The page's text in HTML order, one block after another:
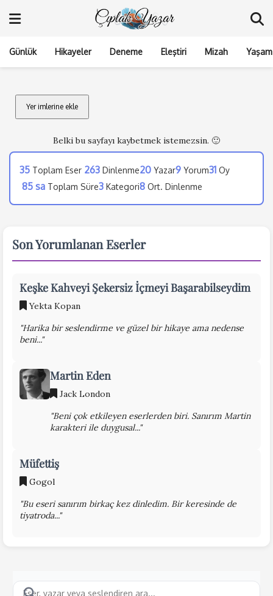
Günlük Hikayeler Deneme Eleştiri Mizah
Yer imlerine ekle
Belki bu sayfayı kaybetmek istemezsin. 🙂
35 Toplam Eser 263 Dinlenme20 Yazar9 Yorum31 Oy
85 sa Toplam Süre3 Kategori8 Ort. Dinlenme
Son Yorumlanan Eserler
Keşke Kahveyi Şekersiz İçmeyi Başarabilseydim
Yekta Kopan
"Harika bir seslendirme ve güzel bir hikaye ama nedense
beni..."
Martin Eden
Jack London
"Beni çok etkileyen eserlerden biri. Sanırım Martin
karakteri ile duygusal..."
Müfettiş
Gogol
"Bu eseri sanırım birkaç kez dinledim. Bir keresinde de
tiyatroda..."